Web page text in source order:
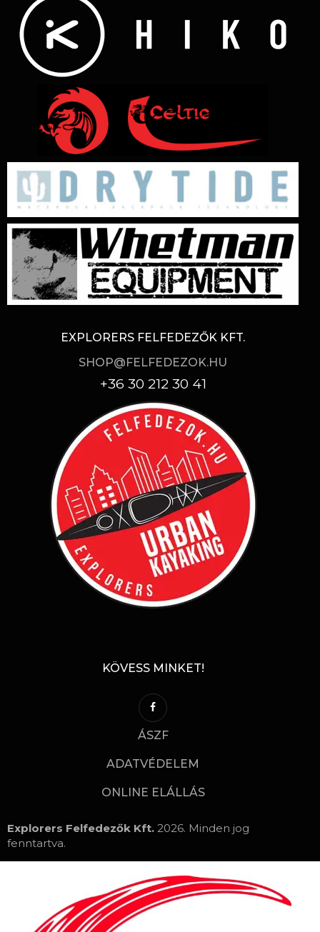
EXPLORERS FELFEDEZŐK KFT.
SHOP@FELFEDEZOK.HU
+36 30 212 30 41
KÖVESS MINKET!
ÁSZF
ADATVÉDELEM
ONLINE ELÁLLÁS
Explorers Felfedezők Kft. 2026. Minden jog
fenntartva.